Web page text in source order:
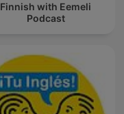
Finnish with Eemeli
Podcast